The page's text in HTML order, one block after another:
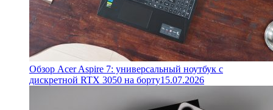
Обзор Acer Aspire 7: универсальный ноутбук с
дискретной RTX 3050 на борту15.07.2026